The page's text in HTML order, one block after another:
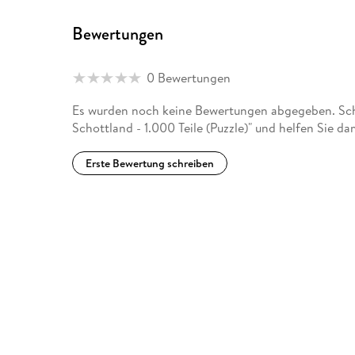
Bewertungen
0 Bewertungen
Es wurden noch keine Bewertungen abgegeben.
Schottland - 1.000 Teile (Puzzle)" und helfen Sie
Erste Bewertung schreiben